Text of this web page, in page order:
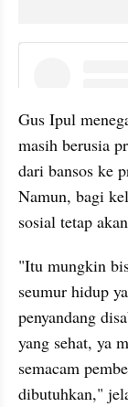
Gus Ipul
masih berusia
dari bansos ke
Namun, bagi
sosial tetap
"Itu mungkin
seumur hidup
penyandang
yang sehat, ya
semacam
dibutuhkan,"